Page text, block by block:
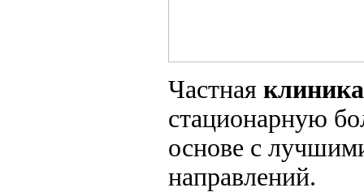
Частная
стационарную
основе с
направлений.